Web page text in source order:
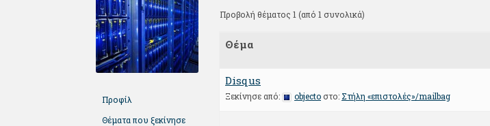
Προφίλ
Θέματα που ξεκίνησε
Προβολή θέματος 1 (από 1 συνολικά)
Θέμα
Disqus
Ξεκίνησε από: objectoστο: Στήλη «επιστολές»/mailbag